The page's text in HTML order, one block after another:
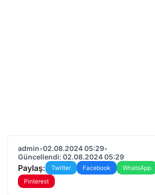
admin•02.08.2024 05:29•
Güncellendi: 02.08.2024 05:29
Paylaş: Twitter Facebook WhatsApp
Pinterest